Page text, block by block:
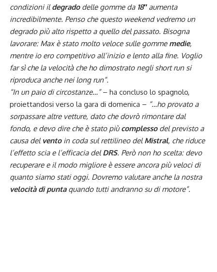
condizioni il degrado delle gomme da 18″aumenta
incredibilmente. Penso che questo weekend vedremo un
degrado più alto rispetto a quello del passato. Bisogna
lavorare: Max è stato molto veloce sulle gomme medie,
mentre io ero competitivo all’inizio e lento alla fine. Voglio
far sì che la velocità che ho dimostrato negli short run si
riproduca anche nei long run”.
“In un paio di circostanze…”– ha concluso lo spagnolo,
proiettandosi verso la gara di domenica – “…ho provato a
sorpassare altre vetture, dato che dovrò rimontare dal
fondo, e devo dire che è stato piùcomplesso del previsto a
causa del ventoin coda sul rettilineo del Mistral, che riduce
l’effetto scia e l’efficacia del DRS. Però non ho scelta: devo
recuperare e il modo migliore è essere ancora più veloci di
quanto siamo stati oggi. Dovremo valutare anche la nostra
velocità di punta quando tutti andranno su di motore”.